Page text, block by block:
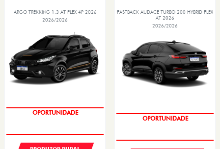
ARGO TREKKING 1.3 AT FLEX 4P 2026
2026/2026
PREÇOS REDUZIDOS
FASTBACK AUDACE TURBO 200 HYBRID FLEX
AT 2026
2026/2026
PREÇOS REDUZIDOS